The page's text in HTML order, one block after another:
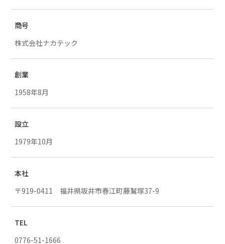
商号
株式会社ナカテック
創業
1958年8月
設立
1979年10月
本社
〒919-0411 福井県坂井市春江町藤鷲塚37-9
TEL
0776-51-1666